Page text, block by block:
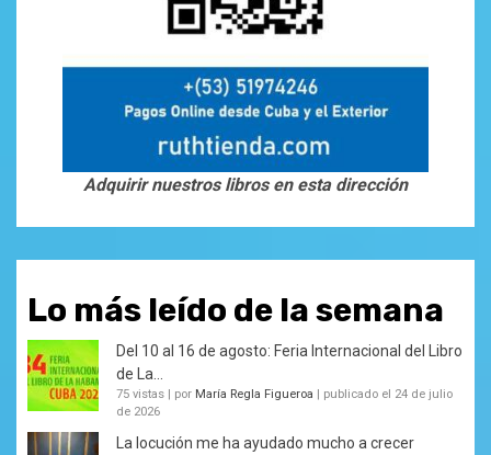
Adquirir nuestros libros en esta dirección
Lo más leído de la semana
Del 10 al 16 de agosto: Feria Internacional del Libro
de La...
75 vistas | por María Regla Figueroa | publicado el 24 de julio
de 2026
La locución me ha ayudado mucho a crecer